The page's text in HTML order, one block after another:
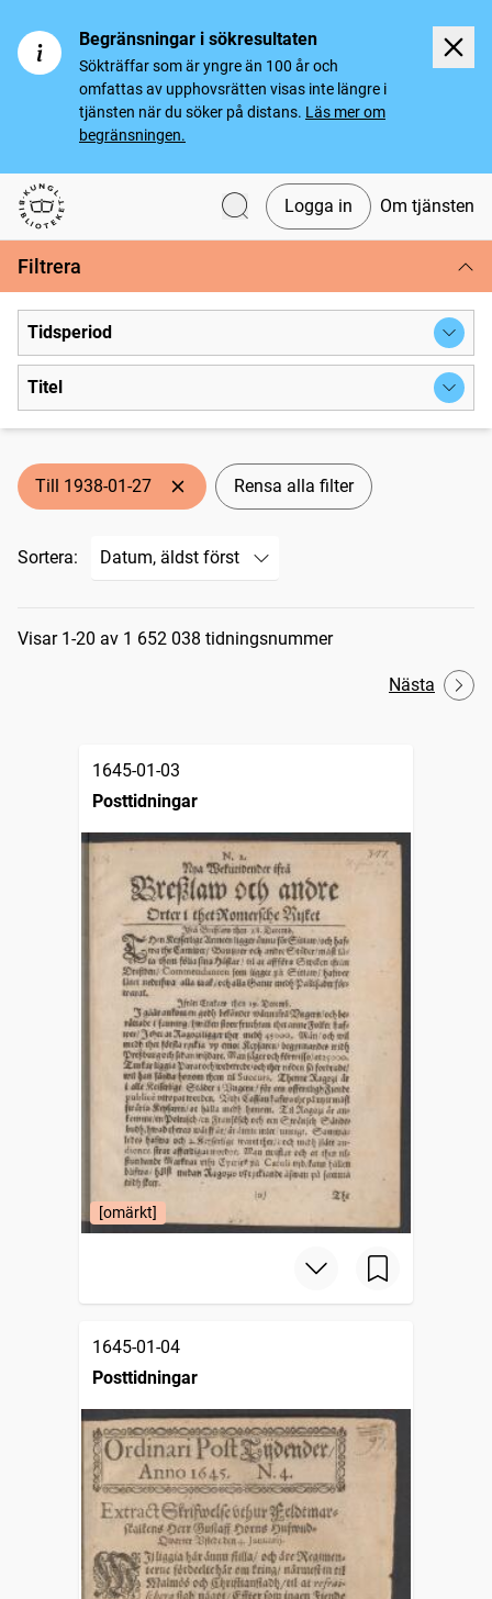
Begränsningar i sökresultaten
Sökträffar som är yngre än 100 år och
omfattas av upphovsrätten visas inte längre i
tjänsten när du söker på distans. Läs mer om
begränsningen.
Svenska tidningar
Logga in Om tjänsten
Filtrera
Tidsperiod
Titel
Till 1938-01-27 Rensa alla filter
Sortera:
Sökresultat
Visar 1-20 av 1 652 038 tidningsnummer
Nästa
1645-01-03
Posttidningar
[omärkt]
1645-01-04
Posttidningar